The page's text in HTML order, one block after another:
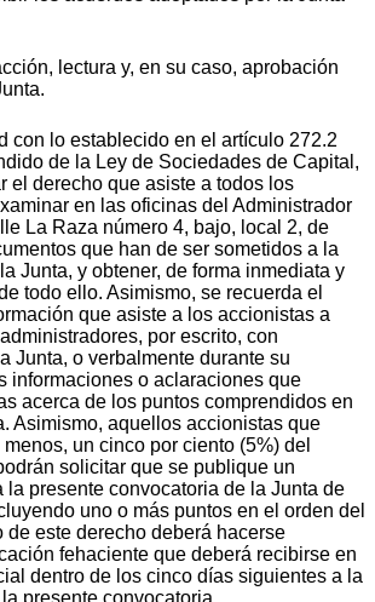
lectura y, en su caso, aprobación
con lo establecido en el artículo 272.2
de la Ley de Sociedades de Capital,
el derecho que asiste a todos los
en las oficinas del Administrador
La Raza número 4, bajo, local 2, de
que han de ser sometidos a la
Junta, y obtener, de forma inmediata y
todo ello. Asimismo, se recuerda el
que asiste a los accionistas a
por escrito, con
Junta, o verbalmente durante su
informaciones o aclaraciones que
acerca de los puntos comprendidos en
Asimismo, aquellos accionistas que
un cinco por ciento (5%) del
solicitar que se publique un
la presente convocatoria de la Junta de
uno o más puntos en el orden del
de este derecho deberá hacerse
fehaciente que deberá recibirse en
dentro de los cinco días siguientes a la
presente convocatoria.